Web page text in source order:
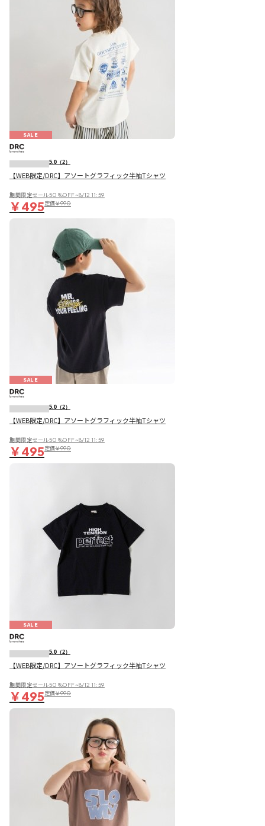
SALE
5.0 （2）
【WEB限定/DRC】アソートグラフィック半袖Tシャツ
期間限定セール50％OFF~8/12 11:59
￥495定価￥990
SALE
5.0 （2）
【WEB限定/DRC】アソートグラフィック半袖Tシャツ
期間限定セール50％OFF~8/12 11:59
￥495定価￥990
SALE
5.0 （2）
【WEB限定/DRC】アソートグラフィック半袖Tシャツ
期間限定セール50％OFF~8/12 11:59
￥495定価￥990